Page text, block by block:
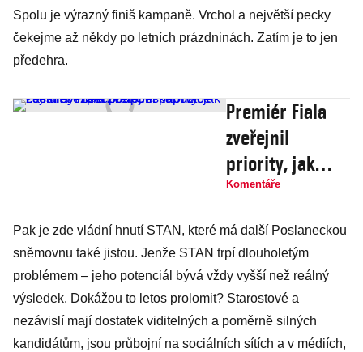
Spolu je výrazný finiš kampaně. Vrchol a největší pecky
čekejme až někdy po letních prázdninách. Zatím je to jen
předehra.
Premiér Fiala
zveřejnil
priority, jak
zajistit
Česka. Tuto
cestu by měla
podpořit i
opozice
Komentáře
Pak je zde vládní hnutí STAN, které má další Poslaneckou
sněmovnu také jistou. Jenže STAN trpí dlouholetým
problémem – jeho potenciál bývá vždy vyšší než reálný
výsledek. Dokážou to letos prolomit? Starostové a
nezávislí mají dostatek viditelných a poměrně silných
kandidátům, jsou průbojní na sociálních sítích a v médiích,